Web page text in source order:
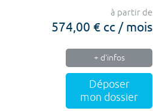
à partir de
574,00 € cc / mois
+ d'infos
Déposer
mon dossier